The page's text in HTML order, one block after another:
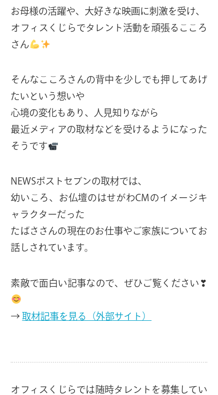
お母様の活躍や、大好きな映画に刺激を受け、
オフィスくじらでタレント活動を頑張るこころ
さん
そんなこころさんの背中を少しでも押してあげ
たいという想いや
心境の変化もあり、人見知りながら
最近メディアの取材などを受けるようになった
そうです
NEWSポストセブンの取材では、
幼いころ、お仏壇のはせがわCMのイメージキ
ャラクターだった
たばささんの現在のお仕事やご家族についてお
話しされています。
素敵で面白い記事なので、ぜひご覧ください❣
→ 取材記事を見る（外部サイト）
オフィスくじらでは随時タレントを募集してい